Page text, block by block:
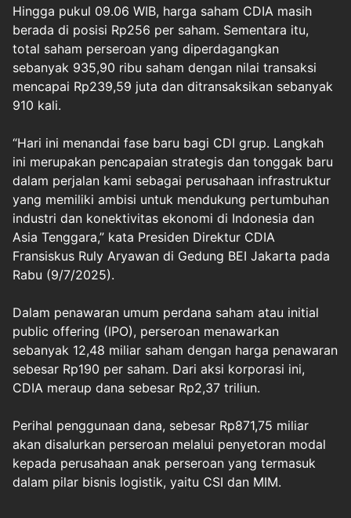
Hingga pukul 09.06 WIB, harga saham CDIA masih
berada di posisi Rp256 per saham. Sementara itu,
total saham perseroan yang diperdagangkan
sebanyak 935,90 ribu saham dengan nilai transaksi
mencapai Rp239,59 juta dan ditransaksikan sebanyak
910 kali.
“Hari ini menandai fase baru bagi CDI grup. Langkah
ini merupakan pencapaian strategis dan tonggak baru
dalam perjalan kami sebagai perusahaan infrastruktur
yang memiliki ambisi untuk mendukung pertumbuhan
industri dan konektivitas ekonomi di Indonesia dan
Asia Tenggara,” kata Presiden Direktur CDIA
Fransiskus Ruly Aryawan di Gedung BEI Jakarta pada
Rabu (9/7/2025).
Dalam penawaran umum perdana saham atau initial
public offering (IPO), perseroan menawarkan
sebanyak 12,48 miliar saham dengan harga penawaran
sebesar Rp190 per saham. Dari aksi korporasi ini,
CDIA meraup dana sebesar Rp2,37 triliun.
Perihal penggunaan dana, sebesar Rp871,75 miliar
akan disalurkan perseroan melalui penyetoran modal
kepada perusahaan anak perseroan yang termasuk
dalam pilar bisnis logistik, yaitu CSI dan MIM.